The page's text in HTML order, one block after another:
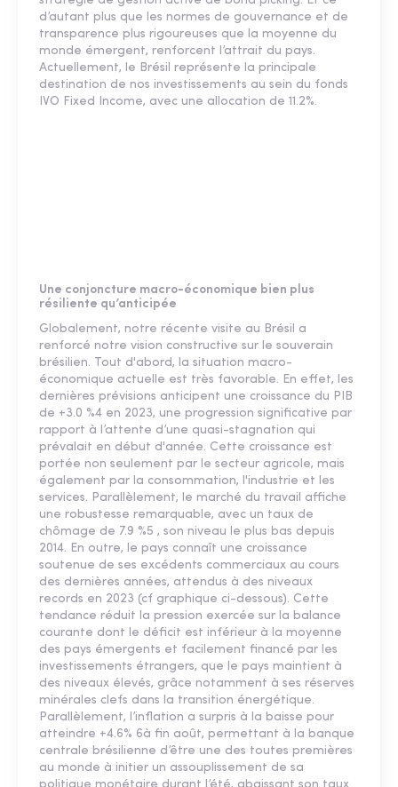
d’autant plus que les normes de gouvernance et de
transparence plus rigoureuses que la moyenne du
monde émergent, renforcent l’attrait du pays.
Actuellement, le Brésil représente la principale
destination de nos investissements au sein du fonds
IVO Fixed Income, avec une allocation de 11.2%.
Une conjoncture macro-économique bien plus
résiliente qu’anticipée
Globalement, notre récente visite au Brésil a
renforcé notre vision constructive sur le souverain
brésilien. Tout d'abord, la situation macro-
économique actuelle est très favorable. En effet, les
dernières prévisions anticipent une croissance du PIB
de +3.0 %4 en 2023, une progression significative par
rapport à l’attente d’une quasi-stagnation qui
prévalait en début d'année. Cette croissance est
portée non seulement par le secteur agricole, mais
également par la consommation, l'industrie et les
services. Parallèlement, le marché du travail affiche
une robustesse remarquable, avec un taux de
chômage de 7.9 %5 , son niveau le plus bas depuis
2014. En outre, le pays connaît une croissance
soutenue de ses excédents commerciaux au cours
des dernières années, attendus à des niveaux
records en 2023 (cf graphique ci-dessous). Cette
tendance réduit la pression exercée sur la balance
courante dont le déficit est inférieur à la moyenne
des pays émergents et facilement financé par les
investissements étrangers, que le pays maintient à
des niveaux élevés, grâce notamment à ses réserves
minérales clefs dans la transition énergétique.
Parallèlement, l’inflation a surpris à la baisse pour
atteindre +4.6% 6à fin août, permettant à la banque
centrale brésilienne d’être une des toutes premières
au monde à initier un assouplissement de sa